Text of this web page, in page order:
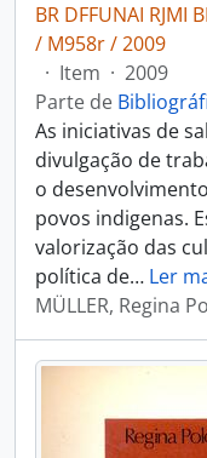
BR DFFUNAI RJMI
/ M958r / 2009
· Item · 2009
Parte de
As iniciativas de
divulgação de
o
povos indigenas.
valorização das
política de… Ler
MÜLLER, Regina